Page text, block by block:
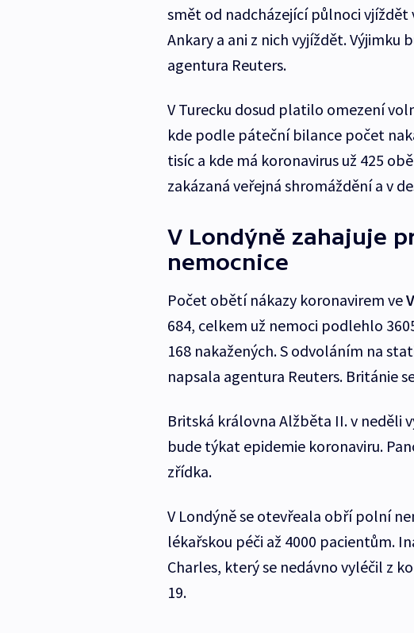
smět od nadcházející půlnoci
Ankary a ani z nich vyjíždět. Výjimku
agentura Reuters.
V Turecku dosud platilo omezení
kde podle páteční bilance počet
tisíc a kde má koronavirus už 425
zakázaná veřejná shromáždění a v
V Londýně zahajuje
nemocnice
Počet obětí nákazy koronavirem ve
684, celkem už nemoci podlehlo
168 nakažených. S odvoláním na
napsala agentura Reuters. Británie
Britská královna Alžběta II. v neděli
bude týkat epidemie koronaviru.
zřídka.
V Londýně se otevřeala obří polní
lékařskou péči až 4000 pacientům.
Charles, který se nedávno vyléčil z
19.